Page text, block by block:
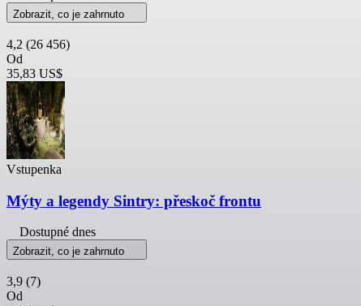
Zobrazit, co je zahrnuto
4,2 (26 456)
Od
35,83 US$
Vstupenka
Mýty a legendy Sintry: přeskoč frontu
Dostupné dnes
Zobrazit, co je zahrnuto
3,9 (7)
Od